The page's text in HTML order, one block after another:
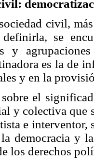
civil,
se
y
es la de
y en la
el
y colectiva que
e interventor,
democracia y
los derechos